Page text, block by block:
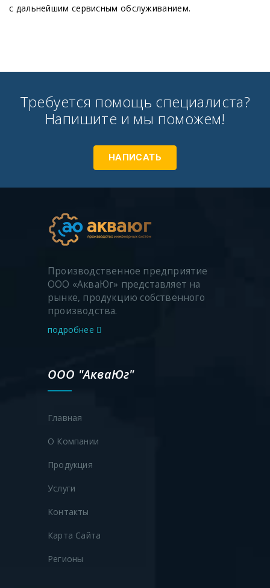
с дальнейшим сервисным обслуживанием.
Требуется помощь специалиста?
Напишите и мы поможем!
НАПИСАТЬ
Производственное предприятие
ООО «АкваЮг» представляет на
рынке, продукцию собственного
производства.
подробнее
ООО "АкваЮг"
Главная
О Компании
Продукция
Услуги
Контакты
Карта Сайта
Регионы